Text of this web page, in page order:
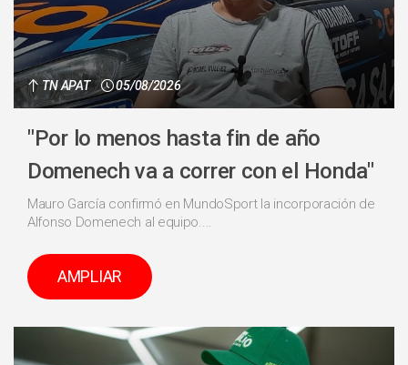
TN APAT 05/08/2026
"Por lo menos hasta fin de año
Domenech va a correr con el Honda"
Mauro García confirmó en MundoSport la incorporación de
Alfonso Domenech al equipo....
AMPLIAR